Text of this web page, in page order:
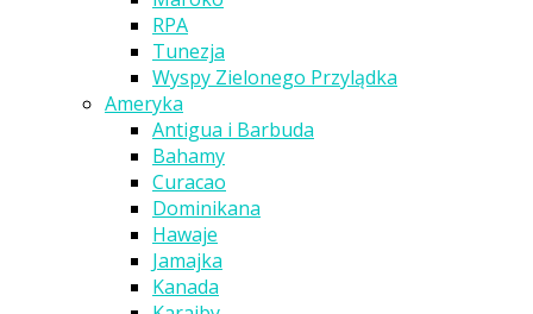
RPA
Tunezja
Wyspy Zielonego Przylądka
Ameryka
Antigua i Barbuda
Bahamy
Curacao
Dominikana
Hawaje
Jamajka
Kanada